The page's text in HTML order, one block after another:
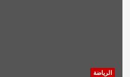
الرياضة